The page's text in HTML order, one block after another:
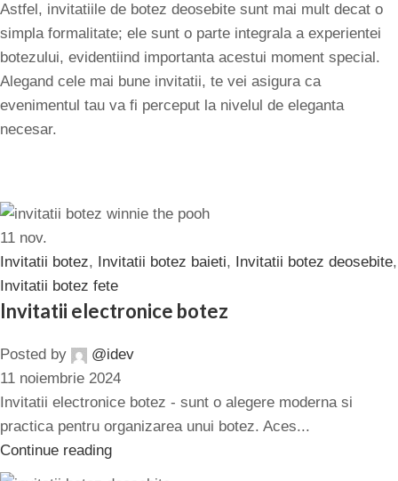
Astfel, invitatiile de botez deosebite sunt mai mult decat o
simpla formalitate; ele sunt o parte integrala a experientei
botezului, evidentiind importanta acestui moment special.
Alegand cele mai bune invitatii, te vei asigura ca
evenimentul tau va fi perceput la nivelul de eleganta
necesar.
11 nov.
Invitatii botez, Invitatii botez baieti, Invitatii botez deosebite,
Invitatii botez fete
Invitatii electronice botez
Posted by
@idev
11 noiembrie 2024
Invitatii electronice botez - sunt o alegere moderna si
practica pentru organizarea unui botez. Aces...
Continue reading